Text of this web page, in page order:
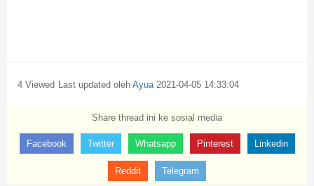
4 Viewed Last updated oleh Ayua 2021-04-05 14:33:04
Share thread ini ke sosial media
Facebook Twitter Whatsapp Pinterest Linkedin
Reddit Telegram